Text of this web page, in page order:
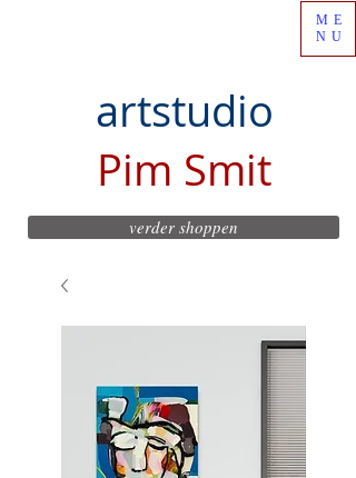
artstudio
Pim Smit
ME
NU
verder shoppen